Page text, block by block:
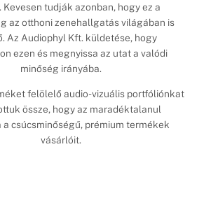
tudják azonban, hogy ez a
az otthoni zenehallgatás világában is
Az Audiophyl Kft. küldetése, hogy
ezen és megnyissa az utat a valódi
minőség irányába.
felölelő audio-vizuális portfóliónkat
össze, hogy az maradéktalanul
csúcsminőségű, prémium termékek
vásárlóit.